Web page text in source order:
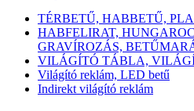
TÉRBETŰ, HABBETŰ,
HABFELIRAT,
GRAVÍROZÁS,
VILÁGÍTÓ TÁBLA,
Világító reklám, LED betű
Indirekt világító reklám